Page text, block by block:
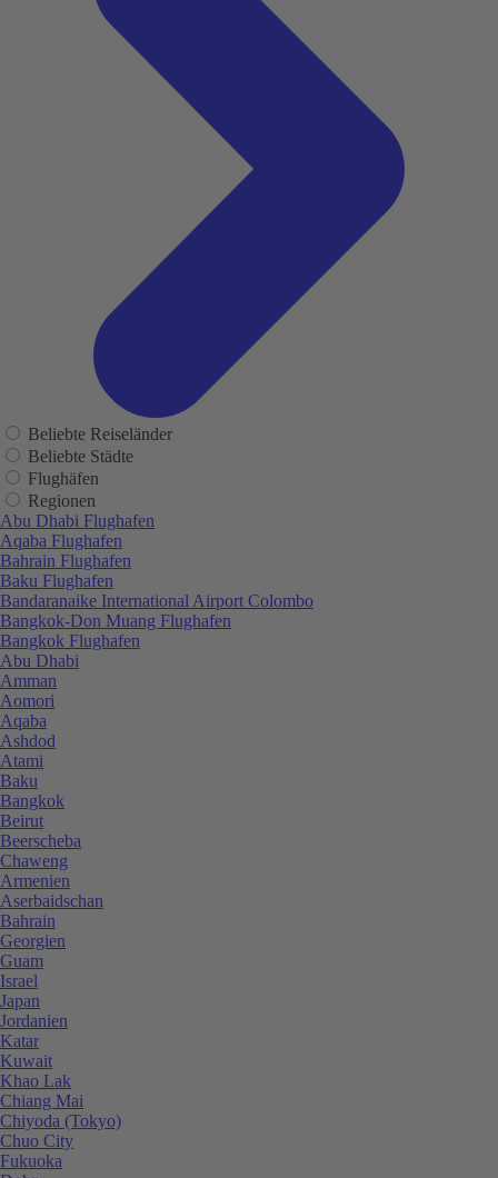
Beliebte Reiseländer
Beliebte Städte
Flughäfen
Regionen
Abu Dhabi Flughafen
Aqaba Flughafen
Bahrain Flughafen
Baku Flughafen
Bandaranaike International Airport Colombo
Bangkok-Don Muang Flughafen
Bangkok Flughafen
Abu Dhabi
Amman
Aomori
Aqaba
Ashdod
Atami
Baku
Bangkok
Beirut
Beerscheba
Chaweng
Armenien
Aserbaidschan
Bahrain
Georgien
Guam
Israel
Japan
Jordanien
Katar
Kuwait
Khao Lak
Chiang Mai
Chiyoda (Tokyo)
Chuo City
Fukuoka